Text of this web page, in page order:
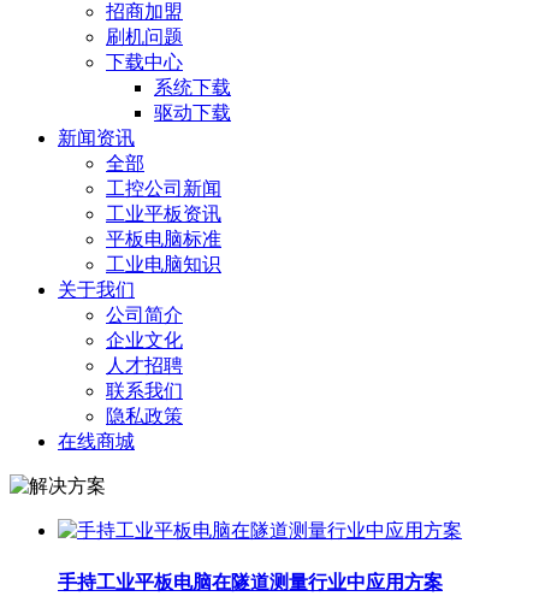
招商加盟
刷机问题
下载中心
系统下载
驱动下载
新闻资讯
全部
工控公司新闻
工业平板资讯
平板电脑标准
工业电脑知识
关于我们
公司简介
企业文化
人才招聘
联系我们
隐私政策
在线商城
手持工业平板电脑在隧道测量行业中应用方案